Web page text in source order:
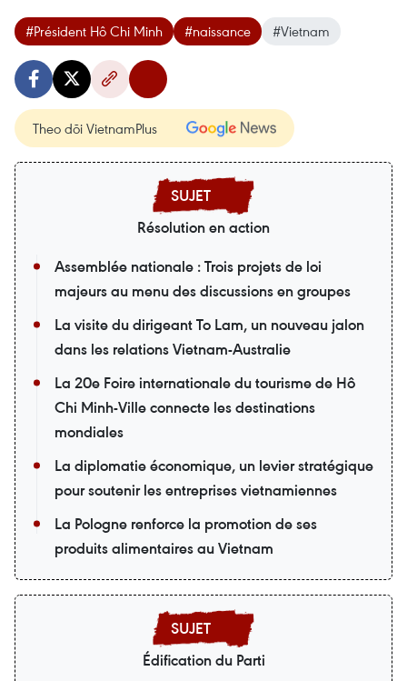
#Président Hô Chi Minh #naissance #Vietnam
Theo dõi VietnamPlus
Résolution en action
Assemblée nationale : Trois projets de loi
majeurs au menu des discussions en groupes
La visite du dirigeant To Lam, un nouveau jalon
dans les relations Vietnam-Australie
La 20e Foire internationale du tourisme de Hô
Chi Minh-Ville connecte les destinations
mondiales
La diplomatie économique, un levier stratégique
pour soutenir les entreprises vietnamiennes
La Pologne renforce la promotion de ses
produits alimentaires au Vietnam
Édification du Parti